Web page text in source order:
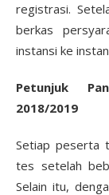
registrasi.
berkas
instansi ke
Petunjuk
2018/2019
Setiap peserta
tes setelah
Selain itu,